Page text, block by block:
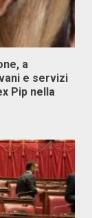
a
e servizi
Pip nella